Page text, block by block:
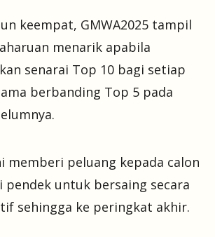
keempat, GMWA2025 tampil
menarik apabila
senarai Top 10 bagi setiap
berbanding Top 5 pada
memberi peluang kepada calon
pendek untuk bersaing secara
sehingga ke peringkat akhir.